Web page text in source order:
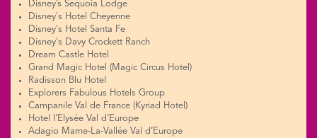
Disney’s Sequoia Lodge
Disney's Hotel Cheyenne
Disney's Hotel Santa Fe
Disney's Davy Crockett Ranch
Dream Castle Hotel
Grand Magic Hotel (Magic Circus Hotel)
Radisson Blu Hotel
Explorers Fabulous Hotels Group
Campanile Val de France (Kyriad Hotel)
Hotel l’Elysée Val d’Europe
Adagio Marne-La-Vallée Val d’Europe